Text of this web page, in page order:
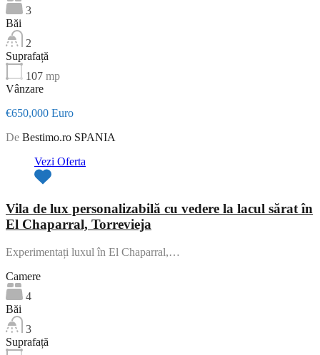
3
Băi
2
Suprafață
107 mp
Vânzare
€650,000 Euro
De Bestimo.ro SPANIA
Vezi Oferta
Vila de lux personalizabilă cu vedere la lacul sărat în
El Chaparral, Torrevieja
Experimentați luxul în El Chaparral,…
Camere
4
Băi
3
Suprafață